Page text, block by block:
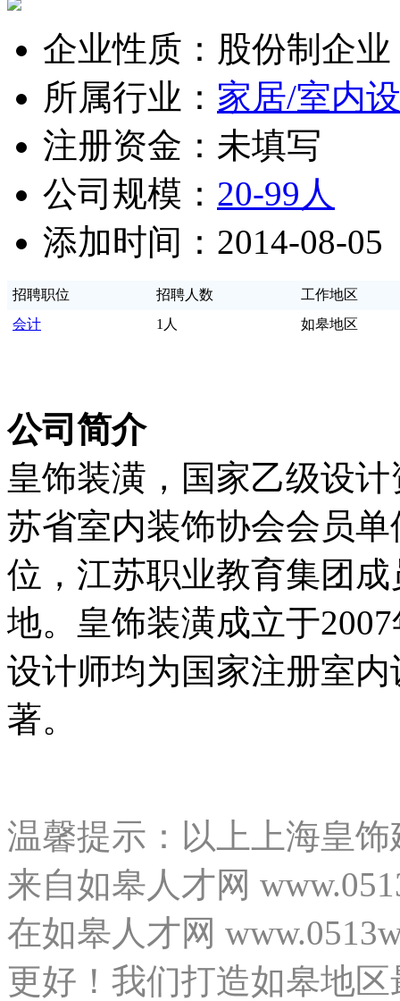
企业性质：股份制企业
所属行业： 家居/室内
注册资金：未填写
公司规模： 20-99人
添加时间：2014-08-05
招聘职位 招聘人数
工作地区
会计
1人 如皋地区
公司简介
皇饰装潢，国家乙级设
苏省室内装饰协会会员
位，江苏职业教育集团
地。皇饰装潢成立于
设计师均为国家注册室
著。
温馨提示：以上上海皇
来自如皋人才网
在如皋人才网
更好！我们打造如皋地